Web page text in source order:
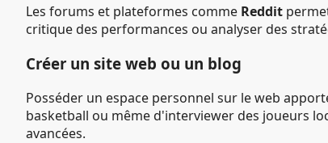
Les forums et plateformes comme Reddit
critique des performances ou analyser des
Créer un site web ou un blog
Posséder un espace personnel sur le web
basketball ou même d'interviewer des joueurs
avancées.